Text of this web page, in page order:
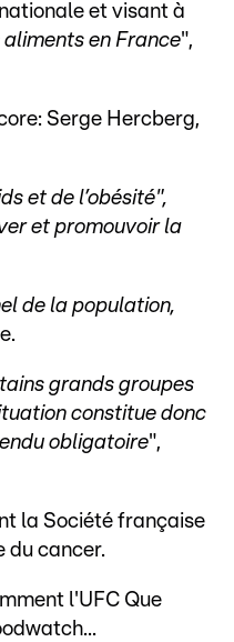
et visant à
en France",
Serge Hercberg,
et de l’obésité",
et promouvoir la
de la population,
grands groupes
constitue donc
obligatoire",
la Société française
du cancer.
l'UFC Que